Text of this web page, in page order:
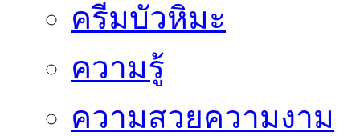
ครีมบัวหิมะ
ความรู้
ความสวยความงาม